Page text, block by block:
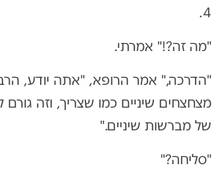
4.
"מה זה?!" אמרתי.
"הדרכה," אמר הרופא, "אתה יודע,
מצחצחים שיניים כמו שצריך, וזה
של מברשות שיניים."
"סליחה?"